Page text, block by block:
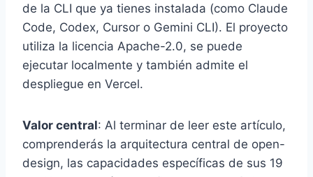
de la CLI que ya tienes instalada (como Claude
Code, Codex, Cursor o Gemini CLI). El proyecto
utiliza la licencia Apache-2.0, se puede
ejecutar localmente y también admite el
despliegue en Vercel.
Valor central: Al terminar de leer este artículo,
comprenderás la arquitectura central de open-
design, las capacidades específicas de sus 19